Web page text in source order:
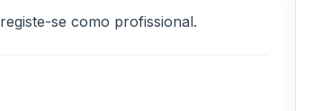
se como profissional.